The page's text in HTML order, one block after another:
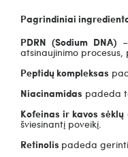
Pagrindiniai
PDRN (Sodium DNA)–
atsinaujinimo
Peptidų kompleksas
Niacinamidas padeda
Kofeinas ir kavos sėklų
šviesinantį poveikį.
Retinolis padeda